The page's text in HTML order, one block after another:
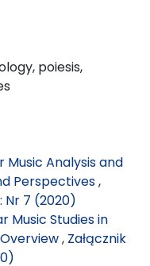
poiesis,
Music Analysis and
Perspectives,
Nr 7 (2020)
Music Studies in
, Załącznik